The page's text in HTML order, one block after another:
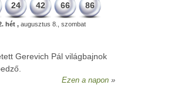
24 42 66 86
hét , augusztus 8., szombat
Gerevich Pál világbajnok
Ezen a napon